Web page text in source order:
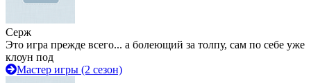
Серж
Это игра прежде всего... а болеющий за толпу, сам по себе уже
клоун под
Мастер игры (2 сезон)